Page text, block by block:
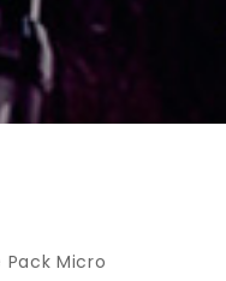
Pack Micro